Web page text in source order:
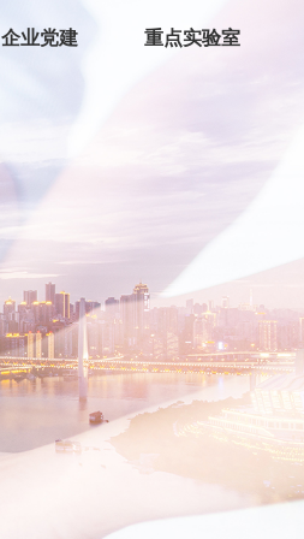
企业党建 重点实验室